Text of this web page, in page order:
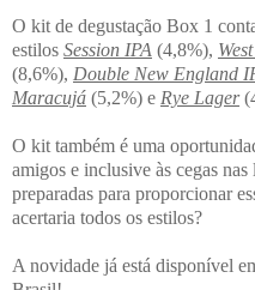
O kit de degustação Box 1
estilos Session IPA (4,8%),
(8,6%), Double New England
Maracujá (5,2%) e Rye Lager
O kit também é uma
amigos e inclusive às cegas
preparadas para proporcionar
acertaria todos os estilos?
A novidade já está disponível